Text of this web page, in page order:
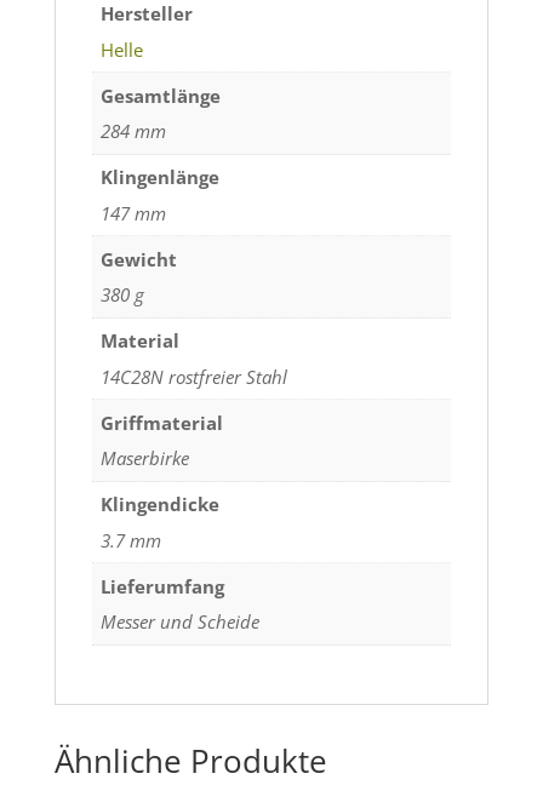
Hersteller
Helle
Gesamtlänge
284 mm
Klingenlänge
147 mm
Gewicht
380 g
Material
14C28N rostfreier Stahl
Griffmaterial
Maserbirke
Klingendicke
3.7 mm
Lieferumfang
Messer und Scheide
Ähnliche Produkte